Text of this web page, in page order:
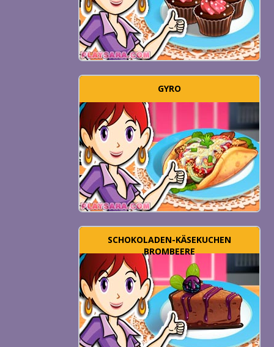
GYRO
SCHOKOLADEN-KÄSEKUCHEN
BROMBEERE